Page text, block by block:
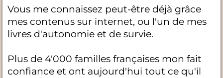
Vous me connaissez peut-être déjà grâce
mes contenus sur internet, ou l'un de mes
livres d'autonomie et de survie.
Plus de 4'000 familles françaises mon fait
confiance et ont aujourd'hui tout ce qu'il